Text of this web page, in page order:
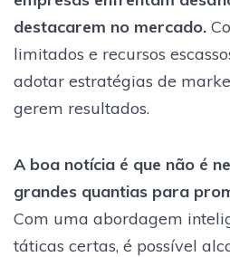
destacarem no mercado.
limitados e recursos
adotar estratégias de
gerem resultados.
A boa notícia é que não é
grandes quantias para
Com uma abordagem
táticas certas, é possível